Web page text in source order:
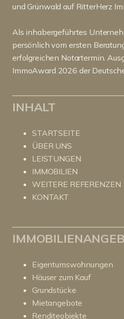
und Grünwald auf RitterHerz
Als inhabergeführtes
persönlich vom ersten
erfolgreichen Notartermin.
ImmoAward 2026 der
INHALT
STARTSEITE
ÜBER UNS
LEISTUNGEN
IMMOBILIEN
WEITERE REFERENZEN
KONTAKT
Eigentumswohnungen
Häuser zum Kauf
Grundstücke
Mietangebote
Renditeobjekte